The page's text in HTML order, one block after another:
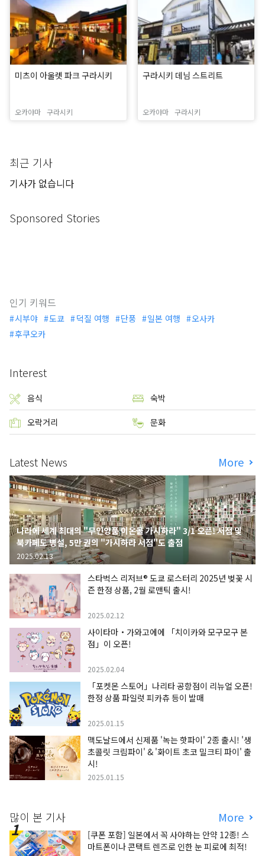
미츠이 아울렛 파크 구라시키
오카야마 구라시키
구라시키 데님 스트리트
오카야마 구라시키
최근 기사
기사가 없습니다
Sponsored Stories
인기 키워드
시부야 도쿄 덕질 여행 단풍 일본 여행
오사카
후쿠오카
Interest
음식 숙박
오락거리 문화
Latest News More
나라에 세계 최대의 "무인양품 이온몰 가시하라" 3/1 오픈! 서점 및
북카페도 병설, 5만 권의 "가시하라 서점"도 출점
2025.02.13
스타벅스 리저브® 도쿄 로스터리 2025년 벚꽃 시
즌 한정 상품, 2월 로맨틱 출시!
2025.02.12
사이타마・가와고에에 「치이카와 모구모구 본
점」이 오픈!
2025.02.04
「포켓몬 스토어」나리타 공항점이 리뉴얼 오픈!
한정 상품 파일럿 피카츄 등이 발매
2025.01.15
맥도날드에서 신제품 '녹는 핫파이' 2종 출시! '생
초콜릿 크림파이' & '화이트 초코 밀크티 파이' 출
시!
2025.01.15
많이 본 기사 More
[쿠폰 포함] 일본에서 꼭 사야하는 안약 12종! 스
마트폰이나 콘택트 렌즈로 인한 눈 피로에 최적!